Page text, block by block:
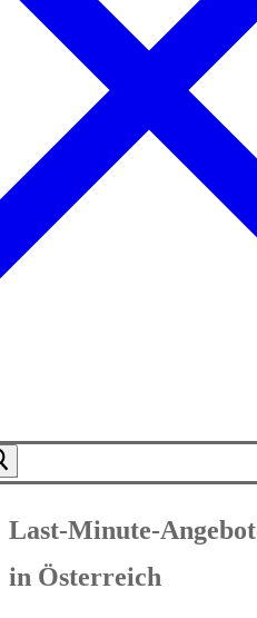
Last-Minute-
in Österreich